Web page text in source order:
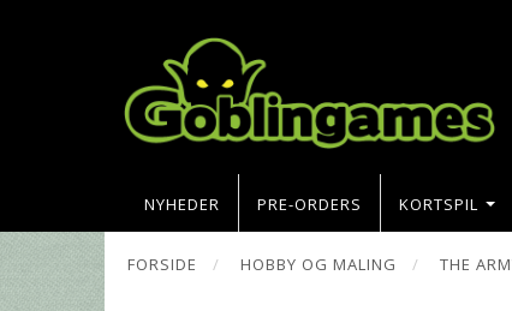
NYHEDER PRE-ORDERS KORTSPIL
FORSIDE HOBBY OG MALING THE